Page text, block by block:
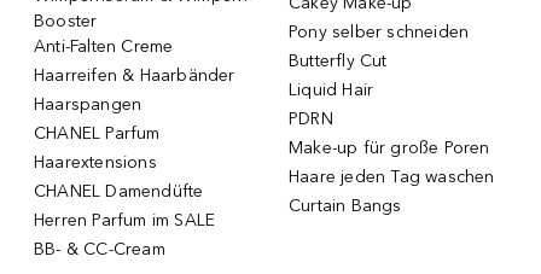
Booster
Anti-Falten Creme
Haarreifen & Haarbänder
Haarspangen
CHANEL Parfum
Haarextensions
CHANEL Damendüfte
Herren Parfum im SALE
BB- & CC-Cream
Pony selber schneiden
Butterfly Cut
Liquid Hair
PDRN
Make-up für große Poren
Haare jeden Tag waschen
Curtain Bangs